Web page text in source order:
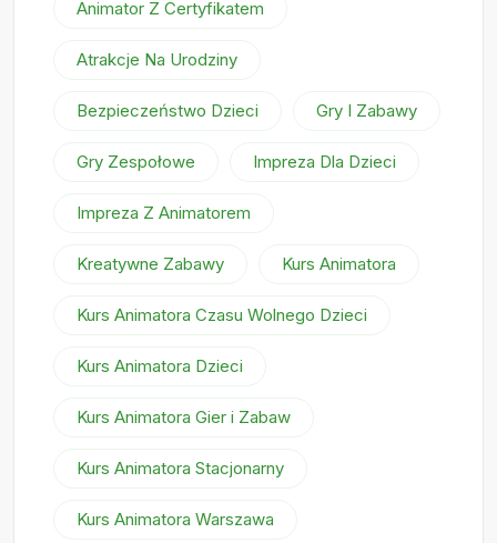
Animator Z Certyfikatem
Atrakcje Na Urodziny
Bezpieczeństwo Dzieci Gry I Zabawy
Gry Zespołowe Impreza Dla Dzieci
Impreza Z Animatorem
Kreatywne Zabawy Kurs Animatora
Kurs Animatora Czasu Wolnego Dzieci
Kurs Animatora Dzieci
Kurs Animatora Gier i Zabaw
Kurs Animatora Stacjonarny
Kurs Animatora Warszawa